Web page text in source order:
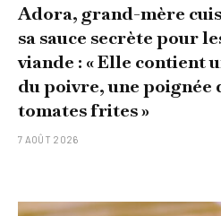
Adora, grand-mère
sa sauce secrète pour
viande : « Elle contient
du poivre, une poignée
tomates frites »
7 AOÛT 2026